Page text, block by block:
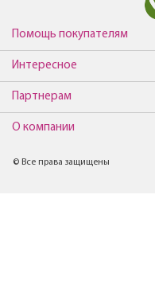
Помощь покупателям
Интересное
Партнерам
О компании
© Все права защищены